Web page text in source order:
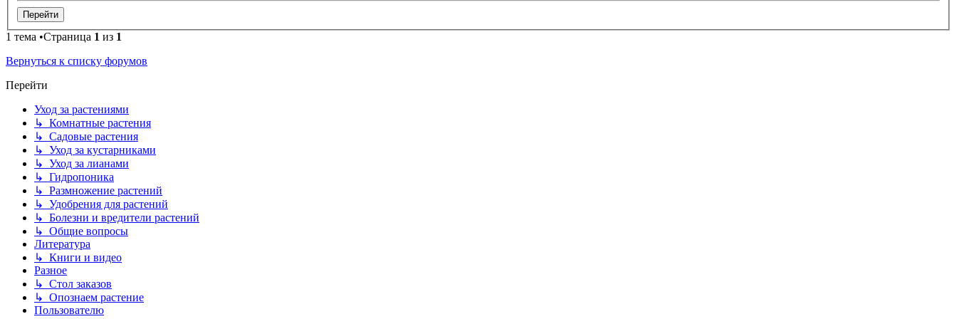
1 тема •Страница 1 из 1
Вернуться к списку форумов
Перейти
Уход за растениями
↳ Комнатные растения
↳ Садовые растения
↳ Уход за кустарниками
↳ Уход за лианами
↳ Гидропоника
↳ Размножение растений
↳ Удобрения для растений
↳ Болезни и вредители растений
↳ Общие вопросы
Литература
↳ Книги и видео
Разное
↳ Стол заказов
↳ Опознаем растение
Пользователю